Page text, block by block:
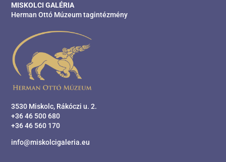
MISKOLCI GALÉRIA
Herman Ottó Múzeum tagintézmény
3530 Miskolc, Rákóczi u. 2.
+36 46 500 680
+36 46 560 170
info@miskolcigaleria.eu